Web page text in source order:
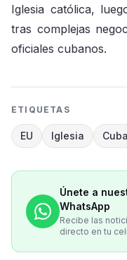
Iglesia católica,
tras complejas
oficiales cubanos.
ETIQUETAS
EU Iglesia Cuba
Únete a
WhatsApp
Recibe las
directo en tu